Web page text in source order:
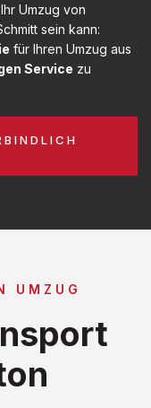
Umzug von
sein kann:
für Ihren Umzug aus
Service zu
UMZUG